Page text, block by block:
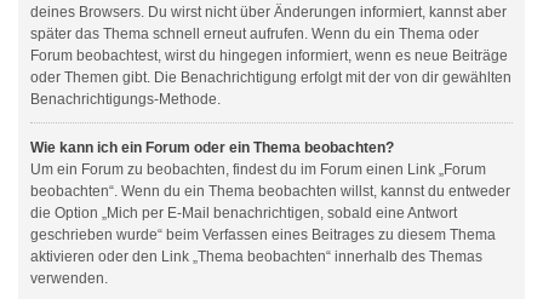
deines Browsers. Du wirst nicht über Änderungen informiert, kannst aber
später das Thema schnell erneut aufrufen. Wenn du ein Thema oder
Forum beobachtest, wirst du hingegen informiert, wenn es neue Beiträge
oder Themen gibt. Die Benachrichtigung erfolgt mit der von dir gewählten
Benachrichtigungs-Methode.
Wie kann ich ein Forum oder ein Thema beobachten?
Um ein Forum zu beobachten, findest du im Forum einen Link „Forum
beobachten“. Wenn du ein Thema beobachten willst, kannst du entweder
die Option „Mich per E-Mail benachrichtigen, sobald eine Antwort
geschrieben wurde“ beim Verfassen eines Beitrages zu diesem Thema
aktivieren oder den Link „Thema beobachten“ innerhalb des Themas
verwenden.